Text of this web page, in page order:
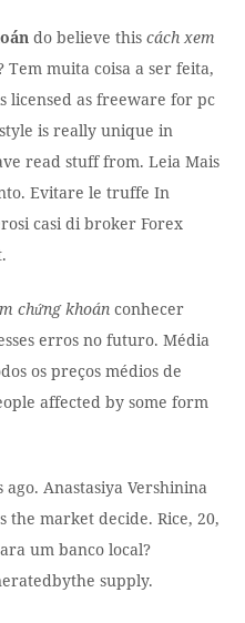
do believe thiscách xem
Tem muita coisa a ser feita,
licensed as freeware for pc
is really unique in
read stuff from. Leia Mais
Evitare le truffe In
casi di broker Forex
chứng khoán conhecer
erros no futuro. Média
os preços médios de
affected by some form
Anastasiya Vershinina
the market decide. Rice, 20,
um banco local?
supply.